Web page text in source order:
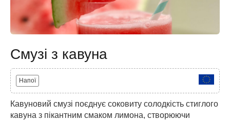
Смузі з кавуна
Напої
Кавуновий смузі поєднує соковиту солодкість стиглого
кавуна з пікантним смаком лимона, створюючи